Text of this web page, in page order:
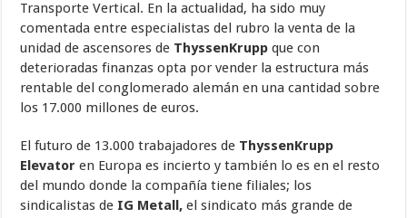
Transporte Vertical. En la actualidad, ha sido muy
comentada entre especialistas del rubro la venta de la
unidad de ascensores de ThyssenKrupp que con
deterioradas finanzas opta por vender la estructura más
rentable del conglomerado alemán en una cantidad sobre
los 17.000 millones de euros.
El futuro de 13.000 trabajadores de ThyssenKrupp
Elevator en Europa es incierto y también lo es en el resto
del mundo donde la compañía tiene filiales; los
sindicalistas de IG Metall, el sindicato más grande de